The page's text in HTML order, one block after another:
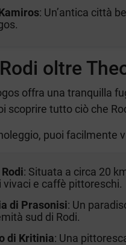
: Un’antica città
oltre
offra una tranquilla
scoprire tutto ciò che
puoi facilmente
: Situata a circa 20
vivaci e caffè pittoreschi.
di Prasonisi: Un
sud di Rodi.
di Kritinia: Una